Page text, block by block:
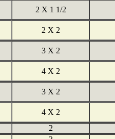
2 X 1 1/2
2 X 2
3 X 2
4 X 2
3 X 2
4 X 2
2